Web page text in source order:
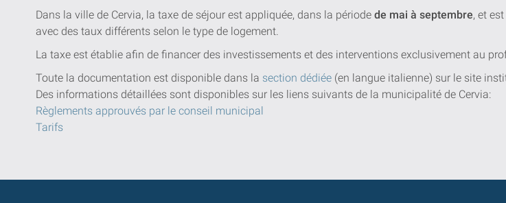
Dans la ville de Cervia, la taxe de séjour est appliquée, dans la période de mai à septembre, et
avec des taux différents selon le type de logement.
La taxe est établie afin de financer des investissements et des interventions exclusivement au
Toute la documentation est disponible dans la section dédiée (en langue italienne) sur le site
Des informations détaillées sont disponibles sur les liens suivants de la municipalité de Cervia:
Règlements approuvés par le conseil municipal
Tarifs